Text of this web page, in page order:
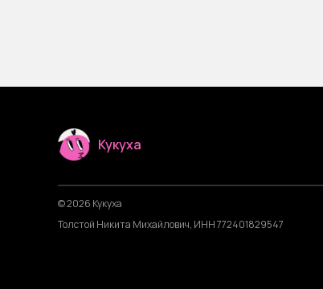
Кукуха
© 2026 Кукуха
Толстой Никита Михайлович, ИНН 772401829547